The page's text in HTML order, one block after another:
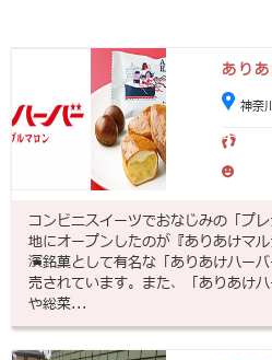
あり
神奈
コンビニスイーツでおなじみの「プ
地にオープンしたのが『ありあけマ
濱銘菓として有名な「ありあけハー
売されています。また、「ありあけ
や総菜...